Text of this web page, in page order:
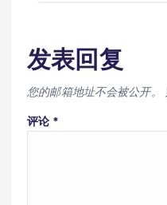
发表回复
您的邮箱地址不会被公开。
评论 *